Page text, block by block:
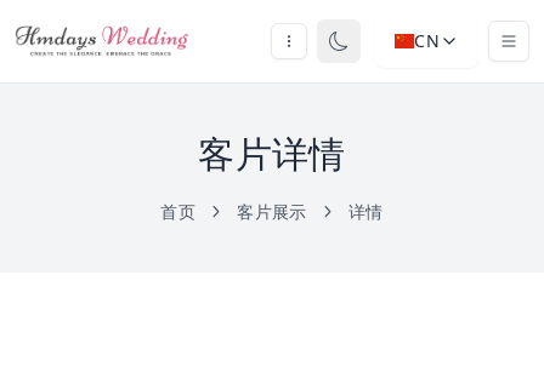
CN
客片详情
首页 客片展示 详情